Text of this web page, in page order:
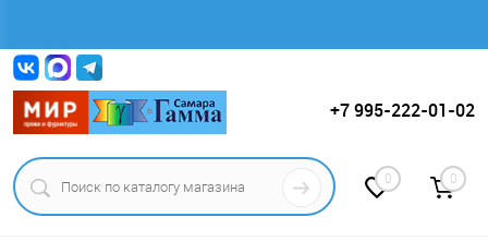
+7 995-222-01-02
0 0